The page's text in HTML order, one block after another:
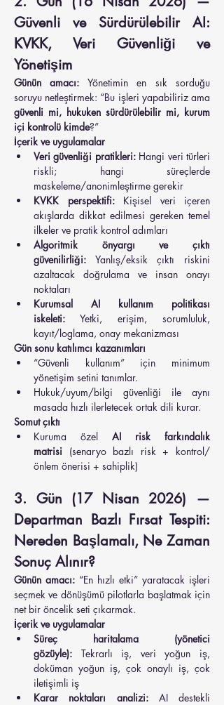
Güvenli ve Sürdürülebilir AI:
KVKK, Veri Güvenliği ve
Yönetişim
Günün amacı: Yönetimin en sık sorduğu
güvenli mi, hukuken sürdürülebilir mi, kurum
içi kontrolü kimde?”
İçerik ve uygulamalar
Veri güvenliği pratikleri: Hangi veri türleri
riskli; hangi süreçlerde
maskeleme/anonimleştirme gerekir
KVKK perspektifi: Kişisel veri içeren
akışlarda dikkat edilmesi gereken temel
ilkeler ve pratik kontrol adımları
Algoritmik önyargı ve çıktı
güvenilirliği: Yanlış/eksik çıktı riskini
azaltacak doğrulama ve insan onayı
noktaları
Kurumsal AI kullanım politikası
iskeleti: Yetki, erişim, sorumluluk,
kayıt/loglama, onay mekanizması
Gün sonu katılımcı kazanımları
“Güvenli kullanım” için minimum
yönetişim setini tanımlar.
Hukuk/uyum/bilgi güvenliği ile aynı
masada hızlı ilerletecek ortak dili kurar.
Somut çıktı
Kuruma özel AI risk farkındalık
matrisi (senaryo bazlı risk + kontrol/
önlem önerisi + sahiplik)
3. Gün (17 Nisan 2026) —
Departman Bazlı Fırsat Tespiti:
Nereden Başlamalı, Ne Zaman
Sonuç Alınır?
Günün amacı: “En hızlı etki” yaratacak işleri
seçmek ve dönüşümü pilotlarla başlatmak için
net bir öncelik seti çıkarmak.
İçerik ve uygulamalar
Süreç haritalama (yönetici
gözüyle): Tekrarlı iş, veri yoğun iş,
doküman yoğun iş, çok onaylı iş, çok
iletişimli iş
Karar noktaları analizi: AI destekli